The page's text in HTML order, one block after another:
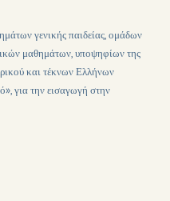
γενικής παιδείας, ομάδων
μαθημάτων, υποψηφίων της
και τέκνων Ελλήνων
για την εισαγωγή στην